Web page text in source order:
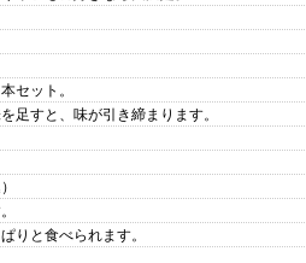
セット。
足すと、味が引き締まります。
りと食べられます。